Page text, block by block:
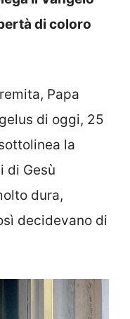
di coloro
Papa
di oggi, 25
la
di Gesù
dura,
decidevano di